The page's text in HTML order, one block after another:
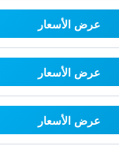
عرض الأسعار
عرض الأسعار
عرض الأسعار